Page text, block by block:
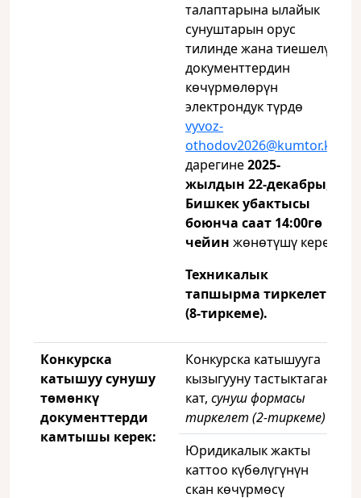
талаптарына ылайык
сунуштарын орус
тилинде жана тиешелүү
документтердин
көчүрмөлөрүн
электрондук түрдө
vyvoz-
othodov2026@kumtor.kg
дарегине2025-
жылдын 22-декабры,
Бишкек убактысы
боюнча саат 14:00гө
чейин жөнөтүшү керек.
Техникалык
тапшырма тиркелет
(8-тиркеме).
Конкурска
катышуу сунушу
төмөнкү
документтерди
камтышы керек:
Конкурска катышууга
кызыгууну тастыктаган
кат, сунуш формасы
тиркелет (2-тиркеме)
Юридикалык жакты
каттоо күбөлүгүнүн
скан көчүрмөсү